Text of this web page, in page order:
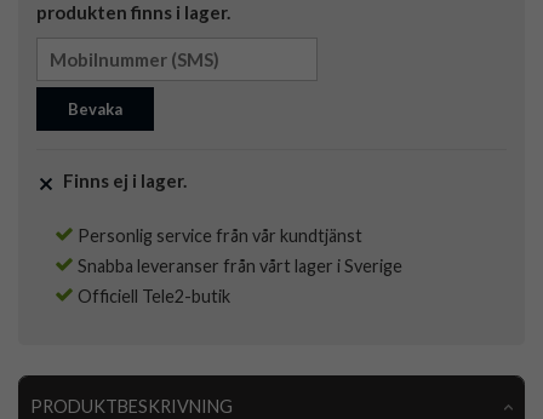
produkten finns i lager.
Bevaka
Finns ej i lager.
Personlig service från vår kundtjänst
Snabba leveranser från vårt lager i Sverige
Officiell Tele2-butik
PRODUKTBESKRIVNING